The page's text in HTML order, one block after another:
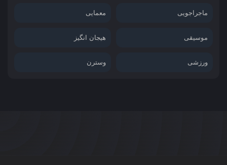
ماجراجویی معمایی
موسیقی هیجان انگیز
ورزشی وسترن